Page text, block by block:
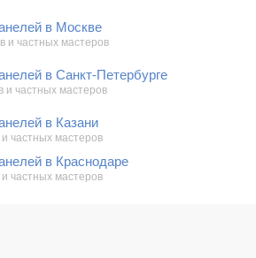
в Москве
и частных мастеров
в Санкт-Петербурге
и частных мастеров
в Казани
частных мастеров
в Краснодаре
частных мастеров